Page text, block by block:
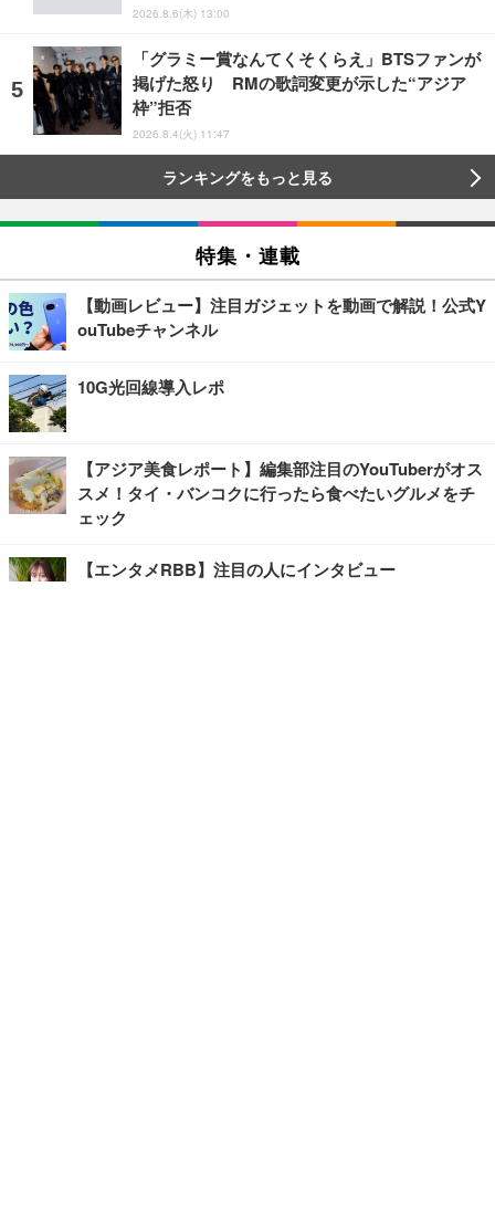
2026.8.6(木) 13:00
「グラミー賞なんてくそくらえ」BTSファンが
掲げた怒り RMの歌詞変更が示した“アジア
枠”拒否
2026.8.4(火) 11:47
ランキングをもっと見る
特集・連載
【動画レビュー】注目ガジェットを動画で解説！公式Y
ouTubeチャンネル
10G光回線導入レポ
【アジア美食レポート】編集部注目のYouTuberがオス
スメ！タイ・バンコクに行ったら食べたいグルメをチ
ェック
【エンタメRBB】注目の人にインタビュー